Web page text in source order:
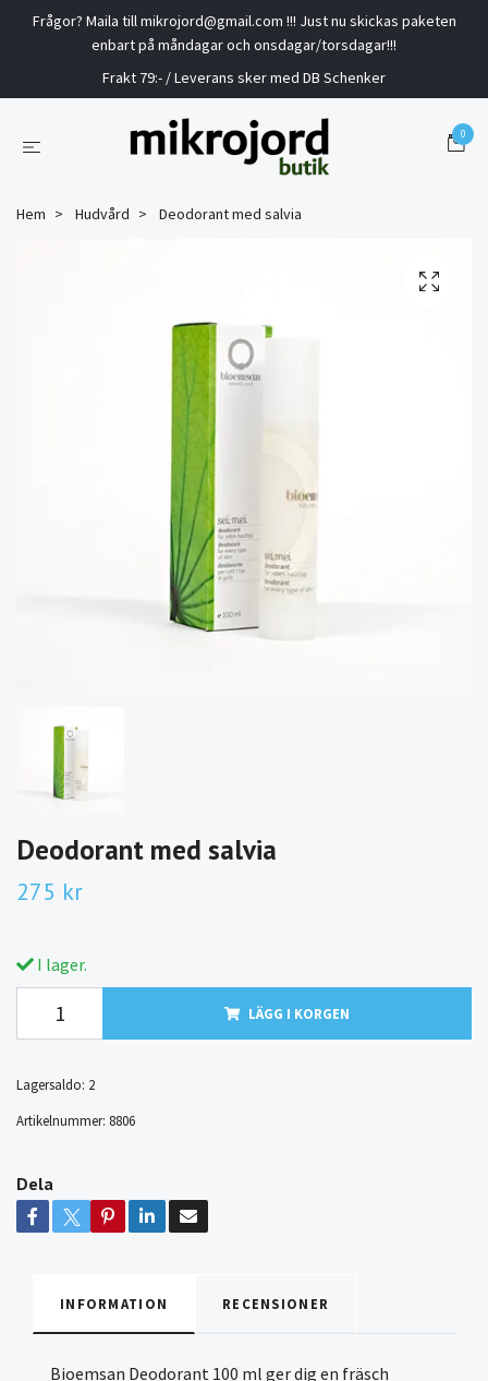
Frågor? Maila tillmikrojord@gmail.com !!! Just nu skickas paketen
enbart på måndagar och onsdagar/torsdagar!!!
Frakt 79:- / Leverans sker med DB Schenker
0
Hem Hudvård Deodorant med salvia
Deodorant med salvia
275 kr
I lager.
LÄGG I KORGEN
Lagersaldo: 2
Artikelnummer: 8806
Dela
INFORMATION RECENSIONER
Bioemsan Deodorant 100 ml ger dig en fräsch